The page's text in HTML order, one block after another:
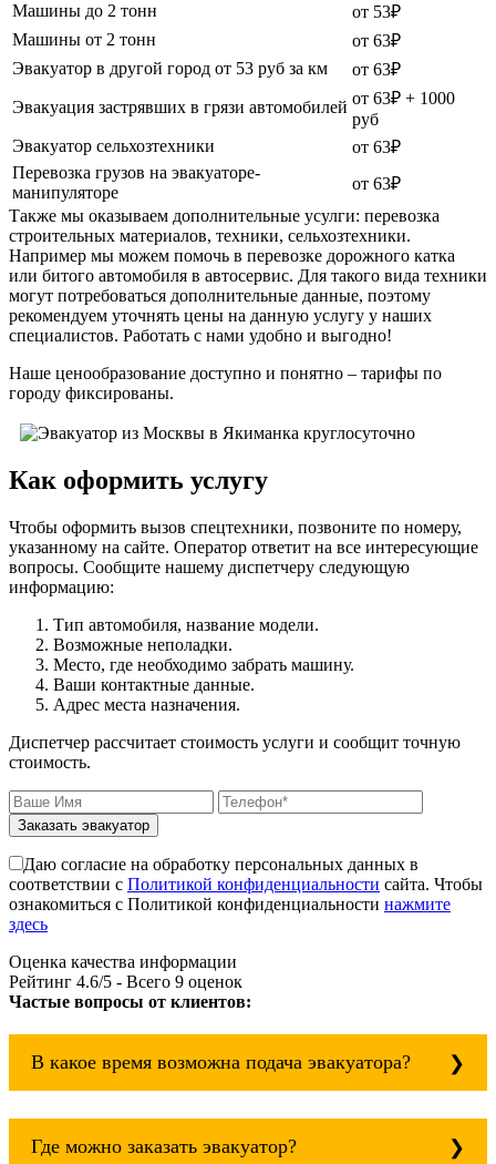
Машины до 2 тонн
от 53₽
Машины от 2 тонн
от 63₽
Эвакуатор в другой город от 53 руб за км
от 63₽
Эвакуация застрявших в грязи автомобилей от 63₽ + 1000
руб
Эвакуатор сельхозтехники
от 63₽
Перевозка грузов на эвакуаторе-
манипуляторе
от 63₽
Также мы оказываем дополнительные усулги: перевозка
строительных материалов, техники, сельхозтехники.
Например мы можем помочь в перевозке дорожного катка
или битого автомобиля в автосервис. Для такого вида техники
могут потребоваться дополнительные данные, поэтому
рекомендуем уточнять цены на данную услугу у наших
специалистов. Работать с нами удобно и выгодно!
Наше ценообразование доступно и понятно – тарифы по
городу фиксированы.
Как оформить услугу
Чтобы оформить вызов спецтехники, позвоните по номеру,
указанному на сайте. Оператор ответит на все интересующие
вопросы. Сообщите нашему диспетчеру следующую
информацию:
Тип автомобиля, название модели.
Возможные неполадки.
Место, где необходимо забрать машину.
Ваши контактные данные.
Адрес места назначения.
Диспетчер рассчитает стоимость услуги и сообщит точную
стоимость.
Заказать эвакуатор
Даю согласие на обработку персональных данных в
соответствии с Политикой конфиденциальности сайта. Чтобы
ознакомиться с Политикой конфиденциальности нажмите
здесь
Оценка качества информации
Рейтинг 4.6/5 - Всего 9 оценок
Частые вопросы от клиентов:
В какое время возможна подача эвакуатора?
Якиманка всегда рядом!
Где можно заказать эвакуатор?